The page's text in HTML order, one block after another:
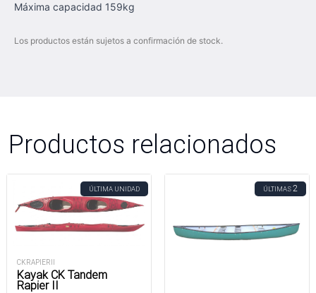
Máxima capacidad 159kg
Los productos están sujetos a confirmación de stock.
Productos relacionados
ÚLTIMA UNIDAD
CKRAPIERII
Kayak CK Tandem
Rapier II
ÚLTIMAS2